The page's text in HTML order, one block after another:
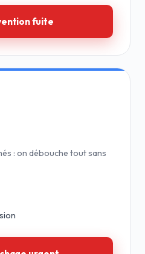
fuite
: on débouche tout sans